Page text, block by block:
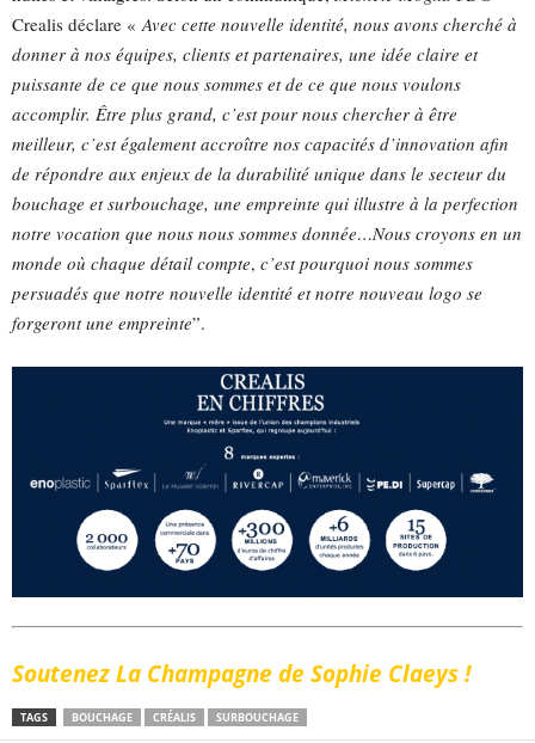
Crealis déclare «Avec cette nouvelle identité, nous avons cherché à
donner à nos équipes, clients et partenaires, une idée claire et
puissante de ce que nous sommes et de ce que nous voulons
accomplir. Être plus grand, c’est pour nous chercher à être
meilleur, c’est également accroître nos capacités d’innovation afin
de répondre aux enjeux de la durabilité unique dans le secteur du
bouchage et surbouchage, une empreinte qui illustre à la perfection
notre vocation que nous nous sommes donnée…Nous croyons en un
monde où chaque détail compte, c’est pourquoi nous sommes
persuadés que notre nouvelle identité et notre nouveau logo se
forgeront une empreinte”.
Soutenez La Champagne de Sophie Claeys !
TAGS BOUCHAGE CRÉALIS SURBOUCHAGE